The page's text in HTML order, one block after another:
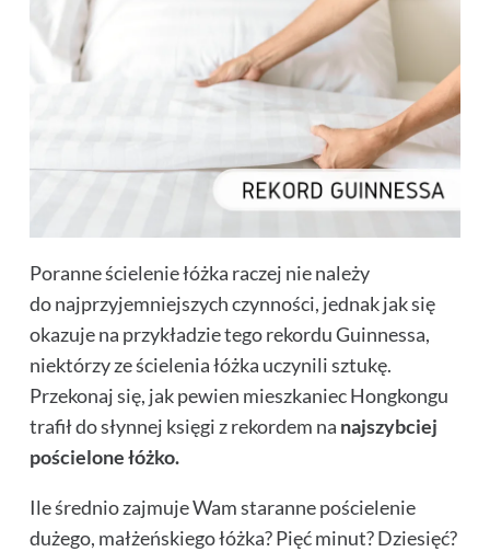
Poranne ścielenie łóżka raczej nie należy
do najprzyjemniejszych czynności, jednak jak się
okazuje na przykładzie tego rekordu Guinnessa,
niektórzy ze ścielenia łóżka uczynili sztukę.
Przekonaj się, jak pewien mieszkaniec Hongkongu
trafił do słynnej księgi z rekordem na najszybciej
pościelone łóżko.
Ile średnio zajmuje Wam staranne pościelenie
dużego, małżeńskiego łóżka? Pięć minut? Dziesięć?